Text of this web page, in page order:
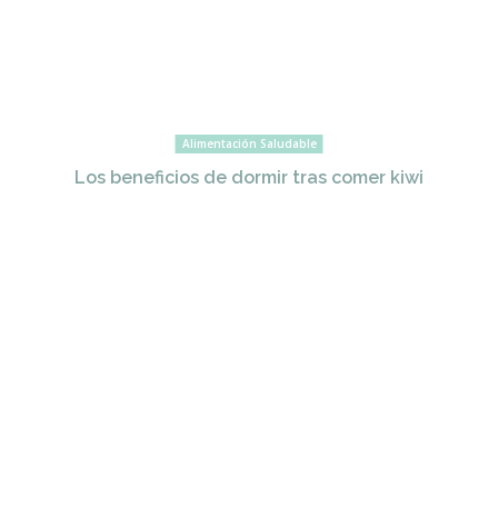
Alimentación Saludable
Los beneficios de dormir tras comer kiwi